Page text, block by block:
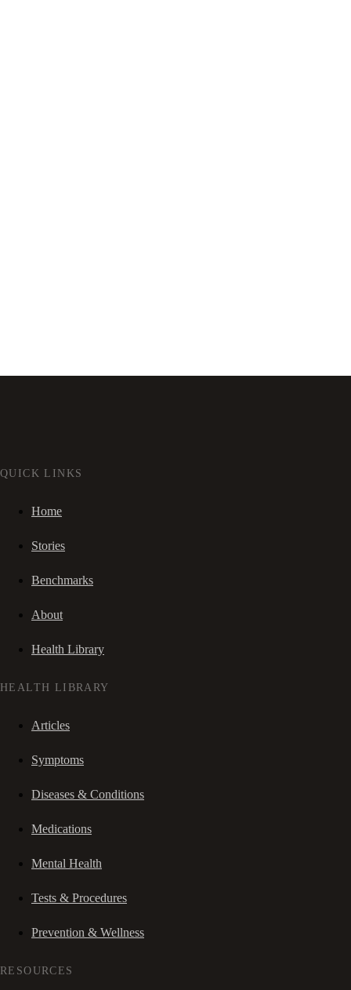
QUICK LINKS
Home
Stories
Benchmarks
About
Health Library
HEALTH LIBRARY
Articles
Symptoms
Diseases & Conditions
Medications
Mental Health
Tests & Procedures
Prevention & Wellness
RESOURCES